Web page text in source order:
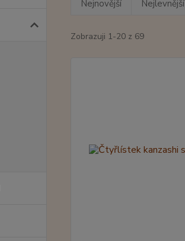
Nejnovější Nejlevnější
Zobrazuji 1-20 z 69